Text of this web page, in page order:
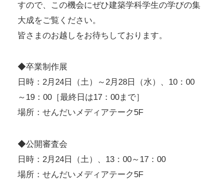
すので、この機会にぜひ建築学科学生の学びの集
大成をご覧ください。
皆さまのお越しをお待ちしております。
◆卒業制作展
日時：2月24日（土）～2月28日（水）、10：00
～19：00［最終日は17：00まで］
場所：せんだいメディアテーク5F
◆公開審査会
日時：2月24日（土）、13：00～17：00
場所：せんだいメディアテーク5F